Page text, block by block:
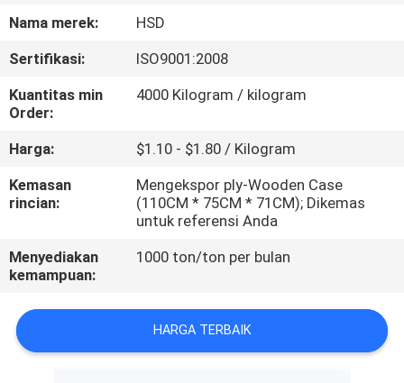
TENTANG
KAMI
TUR
PABRIK
KONTROL
HUBUNGI
KAMI
Nama merek:
HSD
Sertifikasi:
ISO9001:2008
Kuantitas min
Order:
4000 Kilogram / kilogram
Harga:
$1.10 - $1.80 / Kilogram
Kemasan
rincian:
Mengekspor ply-Wooden Case
(110CM * 75CM * 71CM); Dikemas
untuk referensi Anda
Menyediakan
kemampuan:
1000 ton/ton per bulan
HARGA TERBAIK